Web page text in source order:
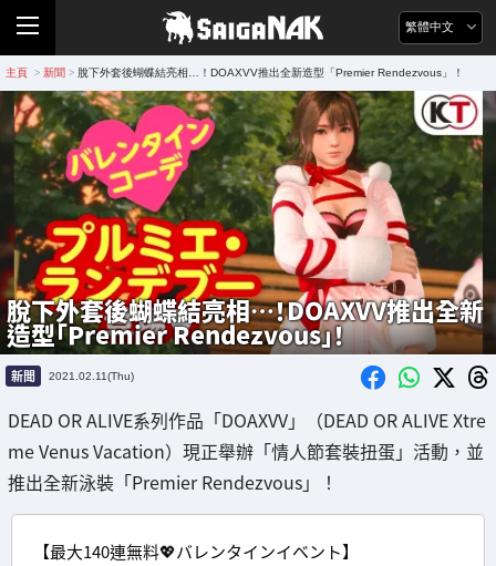
繁體中文
主頁 > 新聞 > 脫下外套後蝴蝶結亮相…！DOAXVV推出全新造型「Premier Rendezvous」！
脫下外套後蝴蝶結亮相…！DOAXVV推出全新
造型「Premier Rendezvous」！
新聞 2021.02.11(Thu)
DEAD OR ALIVE系列作品「DOAXVV」（DEAD OR ALIVE Xtre
me Venus Vacation）現正舉辦「情人節套裝扭蛋」活動，並
推出全新泳裝「Premier Rendezvous」！
【最大140連無料💖バレンタインイベント】